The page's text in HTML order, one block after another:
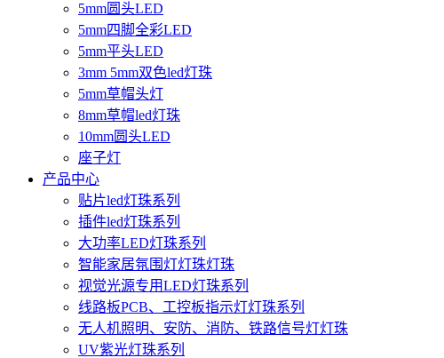
5mm圆头LED
5mm四脚全彩LED
5mm平头LED
3mm 5mm双色led灯珠
5mm草帽头灯
8mm草帽led灯珠
10mm圆头LED
座子灯
产品中心
贴片led灯珠系列
插件led灯珠系列
大功率LED灯珠系列
智能家居氛围灯灯珠灯珠
视觉光源专用LED灯珠系列
线路板PCB、工控板指示灯灯珠系列
无人机照明、安防、消防、铁路信号灯灯珠
UV紫光灯珠系列